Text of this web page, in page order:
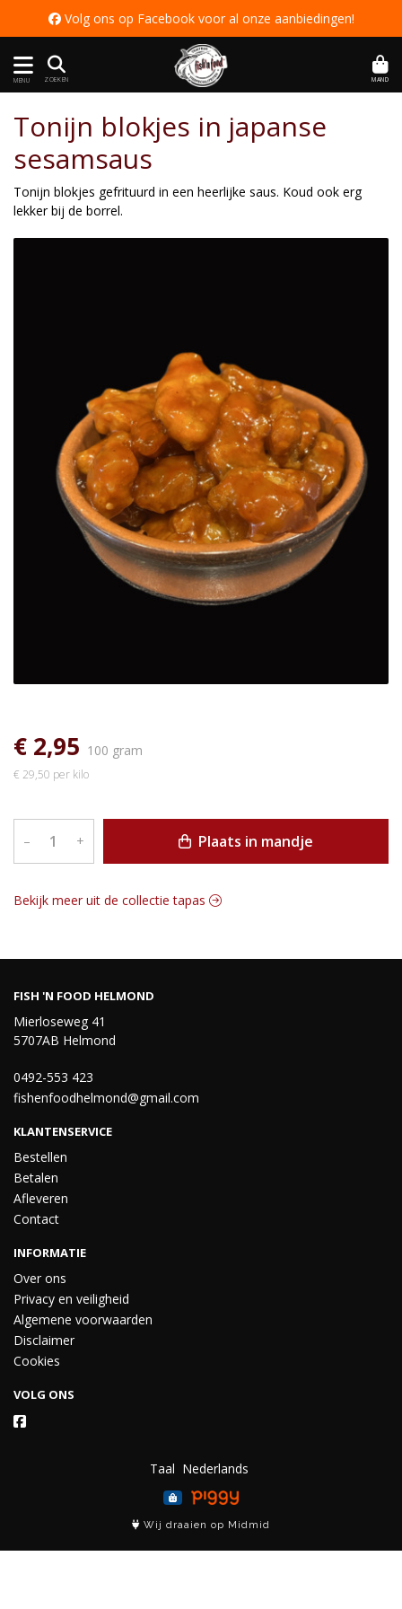
 Volg ons op Facebook voor al onze aanbiedingen!
MENU ZOEKEN MAND
Tonijn blokjes in japanse
sesamsaus
Tonijn blokjes gefrituurd in een heerlijke saus. Koud ook erg
lekker bij de borrel.
€ 2,95 100 gram
€ 29,50 per kilo
– + Plaats in mandje
Bekijk meer uit de collectie tapas
FISH 'N FOOD HELMOND
Mierloseweg 41
5707AB Helmond
0492-553 423
fishenfoodhelmond@gmail.com
KLANTENSERVICE
Bestellen
Betalen
Afleveren
Contact
INFORMATIE
Over ons
Privacy en veiligheid
Algemene voorwaarden
Disclaimer
Cookies
VOLG ONS
Taal
Wij draaien op Midmid